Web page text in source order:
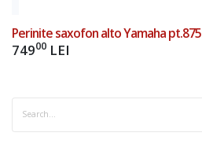
Perinite saxofon alto Yamaha pt.875
74900 LEI